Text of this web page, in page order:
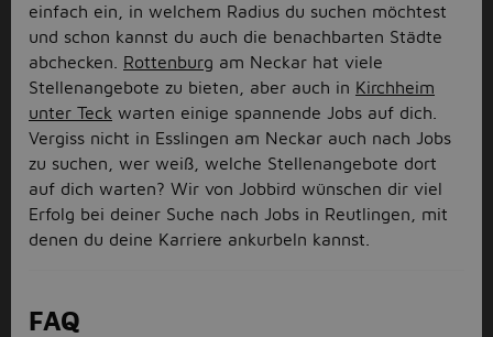
einfach ein, in welchem Radius du suchen möchtest
und schon kannst du auch die benachbarten Städte
abchecken. Rottenburg am Neckar hat viele
Stellenangebote zu bieten, aber auch in Kirchheim
unter Teck warten einige spannende Jobs auf dich.
Vergiss nicht in Esslingen am Neckar auch nach Jobs
zu suchen, wer weiß, welche Stellenangebote dort
auf dich warten? Wir von Jobbird wünschen dir viel
Erfolg bei deiner Suche nach Jobs in Reutlingen, mit
denen du deine Karriere ankurbeln kannst.
FAQ